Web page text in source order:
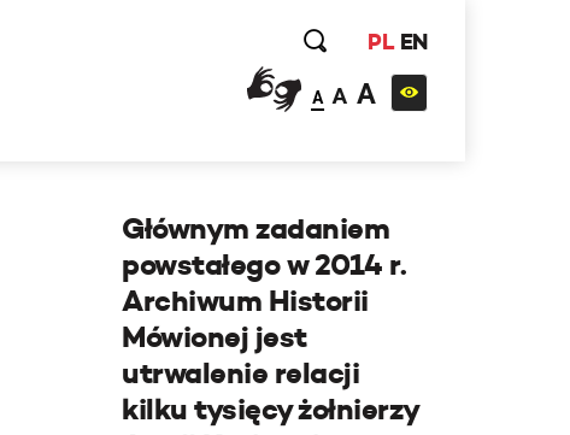
PL EN
A A A
Głównym zadaniem
powstałego w 2014 r.
Archiwum Historii
Mówionej jest
utrwalenie relacji
kilku tysięcy żołnierzy